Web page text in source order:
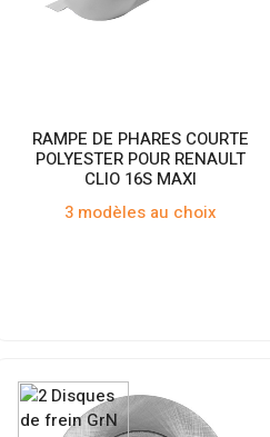
RAMPE DE PHARES COURTE
POLYESTER POUR RENAULT
CLIO 16S MAXI
3 modèles au choix